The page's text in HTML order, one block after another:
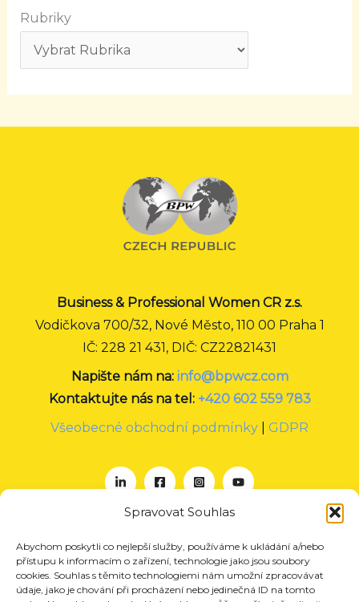
Spravovat Souhlas
Abychom poskytli co nejlepší služby, používáme k ukládání a/nebo
přístupu k informacím o zařízení, technologie jako jsou soubory
cookies. Souhlas s těmito technologiemi nám umožní zpracovávat
údaje, jako je chování při procházení nebo jedinečná ID na tomto
Rubriky
Business & Professional Women CR z.s.
Vodičkova 700/32, Nové Město, 110 00 Praha 1
IČ: 228 21 431, DIČ: CZ22821431
Napište nám na: info@bpwcz.com
Kontaktujte nás na tel: +420 602 559 783
Všeobecné obchodní podmínky
GDPR
O nás
Projekty
Členství